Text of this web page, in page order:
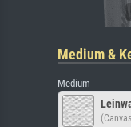
Medium &
Medium